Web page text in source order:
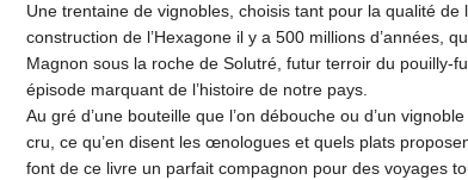
Une trentaine de vignobles, choisis tant pour la qualité
construction de l’Hexagone il y a 500 millions d’années,
Magnon sous la roche de Solutré, futur terroir du pouilly-
épisode marquant de l’histoire de notre pays.
Au gré d’une bouteille que l’on débouche ou d’un
cru, ce qu’en disent les œnologues et quels plats
font de ce livre un parfait compagnon pour des voyages